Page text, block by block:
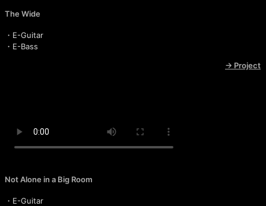
The Wide
・E-Guitar
・E-Bass
→ Project
Not Alone in a Big Room
・E-Guitar